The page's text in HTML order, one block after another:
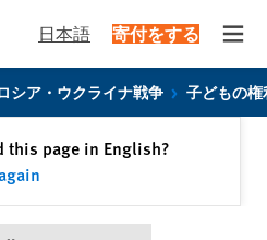
日本語 寄付をする
シア・ウクライナ戦争 子どもの権
this page in English?